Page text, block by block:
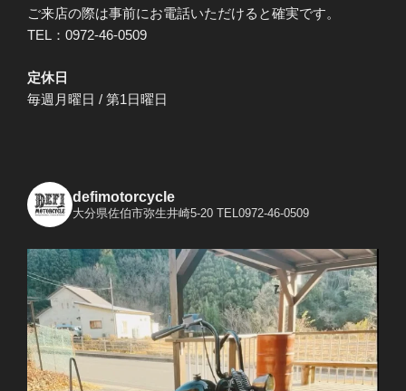
ご来店の際は事前にお電話いただけると確実です。
TEL：0972-46-0509
定休日
毎週月曜日 / 第1日曜日
defimotorcycle
大分県佐伯市弥生井崎5-20 TEL0972-46-0509